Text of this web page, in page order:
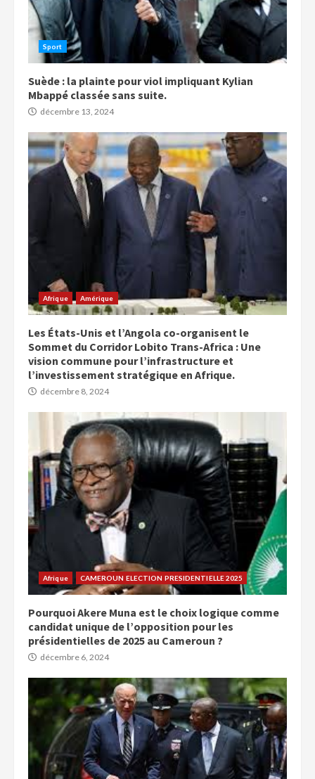
Sport
Suède : la plainte pour viol impliquant Kylian
Mbappé classée sans suite.
décembre 13, 2024
Afrique Amérique
Les États-Unis et l’Angola co-organisent le
Sommet du Corridor Lobito Trans-Africa : Une
vision commune pour l’infrastructure et
l’investissement stratégique en Afrique.
décembre 8, 2024
Afrique CAMEROUN ELECTION PRESIDENTIELLE 2025
Pourquoi Akere Muna est le choix logique comme
candidat unique de l’opposition pour les
présidentielles de 2025 au Cameroun ?
décembre 6, 2024